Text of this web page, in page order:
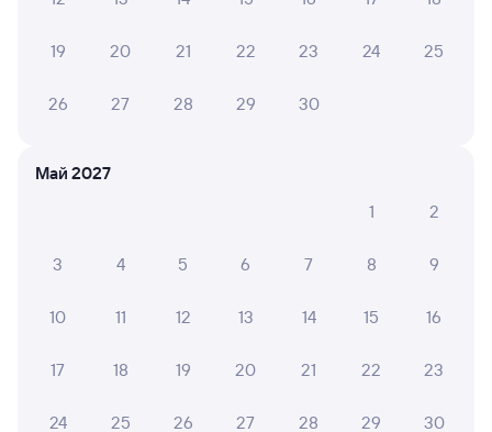
Выберите дату
Самый быстрый
в Ростов-Главный
07:26
Дни следования ближайшие: 6, 7, 8 августа Маршрут
Сидячий
19 20 21 22 23 24 25
26 27 28 29 30
Май 2027
1
2
3 4 5 6 7 8 9
10 11 12 13 14 15 16
17 18 19 20 21 22 23
24 25 26 27 28 29 30